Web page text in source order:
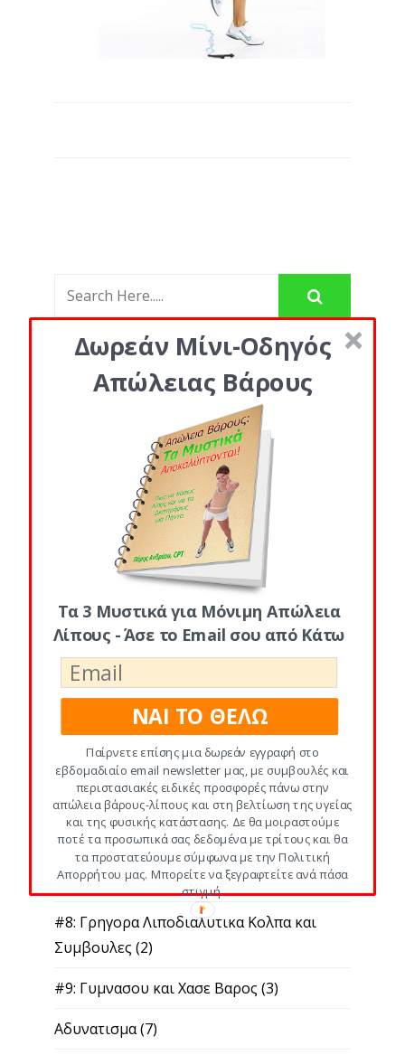
Κατηγορίες
#1: Τα Παντα για Θερμιδες κι
Υδατανθρακες(8)
#2: Φυτικες Ινες κι Αδυνατισμα(4)
#3: Πρωτεινη κι Απώλεια Βάρους
#4: Λιπαρα κι Αδυνατισμα(1)
#5: Υπερτροφες για το Πιατο σου(1)
#6: Διατροφικα Μυστικα για Αδυνατισμα
(2)
#7: Διατροφικες Παγιδες για Αδυνατισμα
(5)
#8: Γρηγορα Λιποδιαλυτικα Κολπα και
Συμβουλες (2)
#9: Γυμνασου και Χασε Βαρος (3)
Αδυνατισμα(7)
Δωρεάν Μίνι-Οδηγός
Απώλειας Βάρους
Τα 3 Μυστικά για Μόνιμη Απώλεια
Λίπους - Άσε το Email σου από Κάτω
ΝΑΙ ΤΟ ΘΕΛΩ
Παίρνετε επίσης μια δωρεάν εγγραφή στο
εβδομαδιαίο email newsletter μας, με συμβουλές και
περιστασιακές ειδικές προσφορές πάνω στην
απώλεια βάρους-λίπους και στη βελτίωση της υγείας
και της φυσικής κατάστασης. Δε θα μοιραστούμε
ποτέ τα προσωπικά σας δεδομένα με τρίτους και θα
τα προστατεύουμε σύμφωνα με την Πολιτική
Απορρήτου μας. Μπορείτε να ξεγραφτείτε ανά πάσα
στιγμή.